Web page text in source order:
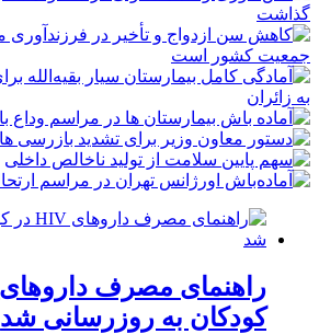
کودکان به روزرسانی شد